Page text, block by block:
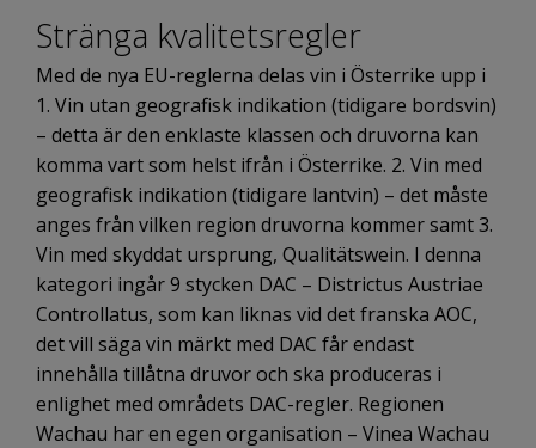
Stränga kvalitetsregler
Med de nya EU-reglerna delas vin i Österrike upp i
1. Vin utan geografisk indikation (tidigare bordsvin)
– detta är den enklaste klassen och druvorna kan
komma vart som helst ifrån i Österrike. 2. Vin med
geografisk indikation (tidigare lantvin) – det måste
anges från vilken region druvorna kommer samt 3.
Vin med skyddat ursprung, Qualitätswein. I denna
kategori ingår 9 stycken DAC – Districtus Austriae
Controllatus, som kan liknas vid det franska AOC,
det vill säga vin märkt med DAC får endast
innehålla tillåtna druvor och ska produceras i
enlighet med områdets DAC-regler. Regionen
Wachau har en egen organisation – Vinea Wachau